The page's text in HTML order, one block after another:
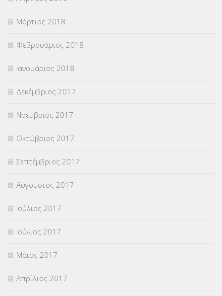
Μάρτιος 2018
Φεβρουάριος 2018
Ιανουάριος 2018
Δεκέμβριος 2017
Νοέμβριος 2017
Οκτώβριος 2017
Σεπτέμβριος 2017
Αύγουστος 2017
Ιούλιος 2017
Ιούνιος 2017
Μάιος 2017
Απρίλιος 2017